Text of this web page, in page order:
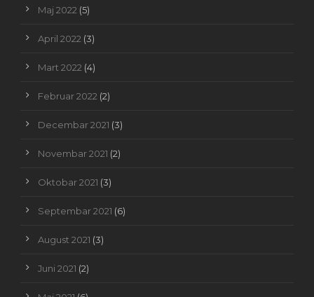
Maj 2022 (5)
April 2022 (3)
Mart 2022 (4)
Februar 2022 (2)
Decembar 2021 (3)
Novembar 2021 (2)
Oktobar 2021 (3)
Septembar 2021 (6)
August 2021 (3)
Juni 2021 (2)